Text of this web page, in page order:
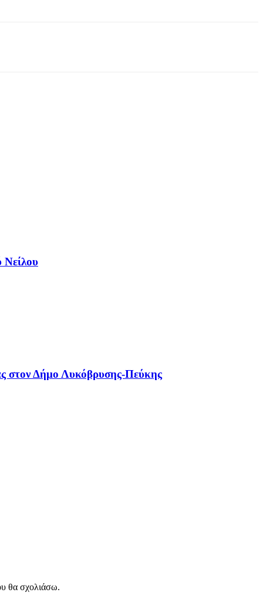
Νείλου
στον Δήμο Λυκόβρυσης-Πεύκης
θα σχολιάσω.